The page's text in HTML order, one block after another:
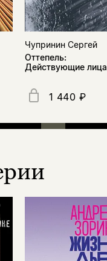
Чупринин Сергей
Оттепель:
Действующие лица
1 440 ₽